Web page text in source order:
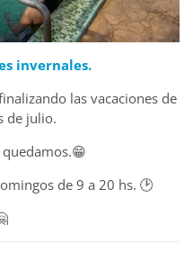
invernales.
las vacaciones de
de julio.
de 9 a 20 hs. 🕑